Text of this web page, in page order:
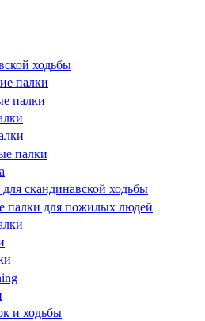
ходьбы
палки
палки
палки
скандинавской ходьбы
палки для пожилых людей
и ходьбы